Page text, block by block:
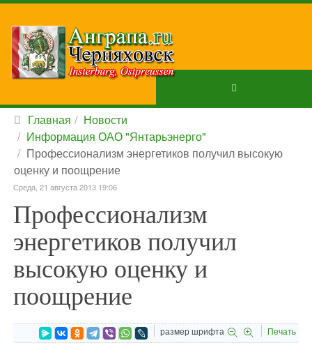
Главная
Новости
Информация ОАО "Янтарьэнерго"
Профессионализм энергетиков получил высокую
оценку и поощрение
Среда, 21 августа 2013 19:06
Профессионализм
энергетиков получил
высокую оценку и
поощрение
размер шрифта Печать